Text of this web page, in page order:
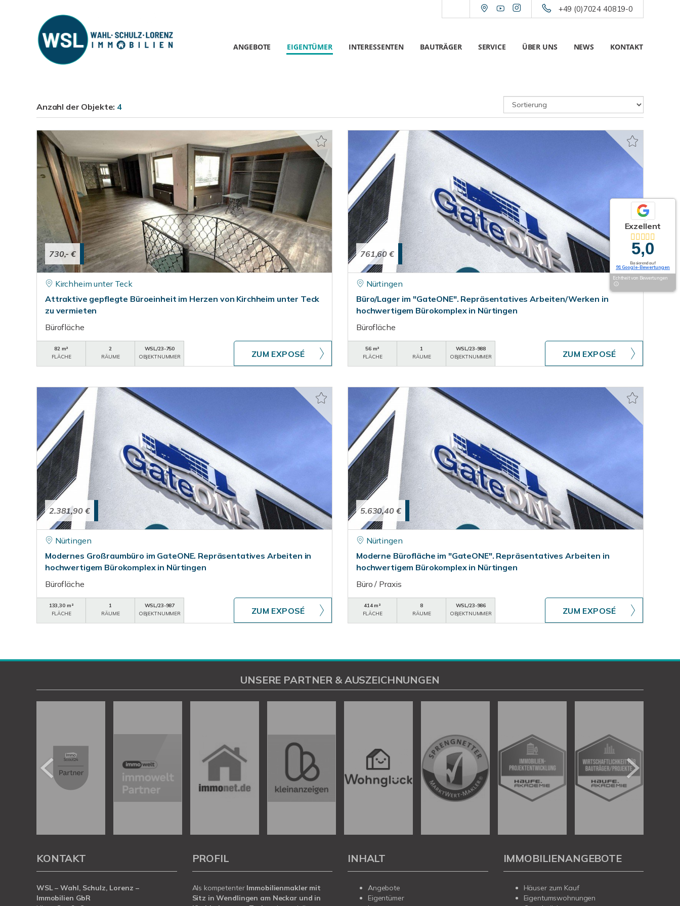
+49 (0)7024 40819-0
ANGEBOTE EIGENTÜMER INTERESSENTEN BAUTRÄGER SERVICE ÜBER UNS NEWS KONTAKT
Anzahl der Objekte: 4
730,- €
Kirchheim unter Teck
Attraktive gepflegte Büroeinheit im Herzen von Kirchheim unter Teck
zu vermieten
Bürofläche
82 m²
FLÄCHE
2
RÄUME
WSL/23-750
OBJEKTNUMMER
ZUM EXPOSÉ
761,60 €
Nürtingen
Büro/Lager im "GateONE". Repräsentatives Arbeiten/Werken in
hochwertigem Bürokomplex in Nürtingen
Bürofläche
56 m²
FLÄCHE
1
RÄUME
WSL/23-988
OBJEKTNUMMER
ZUM EXPOSÉ
2.381,90 €
Nürtingen
Modernes Großraumbüro im GateONE. Repräsentatives Arbeiten in
hochwertigem Bürokomplex in Nürtingen
Bürofläche
133,30 m²
FLÄCHE
1
RÄUME
WSL/23-987
OBJEKTNUMMER
ZUM EXPOSÉ
5.630,40 €
Nürtingen
Moderne Bürofläche im "GateONE". Repräsentatives Arbeiten in
hochwertigem Bürokomplex in Nürtingen
Büro / Praxis
414 m²
FLÄCHE
8
RÄUME
WSL/23-986
OBJEKTNUMMER
ZUM EXPOSÉ
Exzellent
5,0
Basierend auf
91 Google-Bewertungen
Echtheit von Bewertungen
UNSERE PARTNER & AUSZEICHNUNGEN
KONTAKT
WSL – Wahl, Schulz, Lorenz –
Immobilien GbR
PROFIL
Als kompetenter Immobilienmakler mit
Sitz in Wendlingen am Neckar und in
INHALT
Angebote
Eigentümer
IMMOBILIENANGEBOTE
Häuser zum Kauf
Eigentumswohnungen